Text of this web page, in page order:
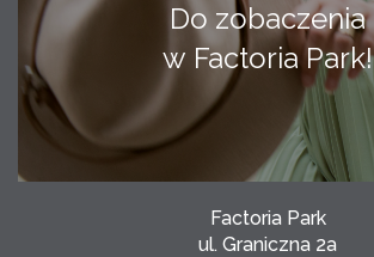
Do zobaczenia
w Factoria Park!
Factoria Park
ul. Graniczna 2a